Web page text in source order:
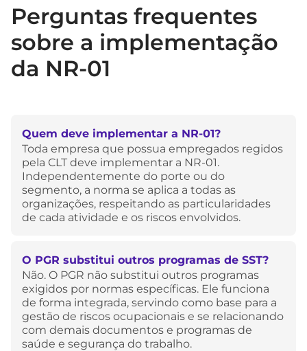
Perguntas frequentes
sobre a implementação
da NR-01
Quem deve implementar a NR-01?
Toda empresa que possua empregados regidos
pela CLT deve implementar a NR-01.
Independentemente do porte ou do
segmento, a norma se aplica a todas as
organizações, respeitando as particularidades
de cada atividade e os riscos envolvidos.
O PGR substitui outros programas de SST?
Não. O PGR não substitui outros programas
exigidos por normas específicas. Ele funciona
de forma integrada, servindo como base para a
gestão de riscos ocupacionais e se relacionando
com demais documentos e programas de
saúde e segurança do trabalho.